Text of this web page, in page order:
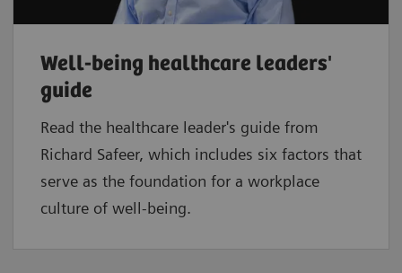
Well-being healthcare leaders'
guide
Read the healthcare leader's guide from
Richard Safeer, which includes six factors that
serve as the foundation for a workplace
culture of well-being.